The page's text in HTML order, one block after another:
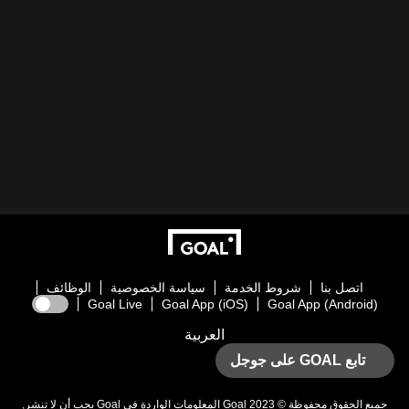
اتصل بنا شروط الخدمة سياسة الخصوصية
الوظائف
Goal App (Android)
Goal App (iOS)
Goal Live
العربية
تابع GOAL على جوجل
جميع الحقوق محفوظة © 2023 Goal المعلومات الواردة في Goal يجب أن لا تنشر,